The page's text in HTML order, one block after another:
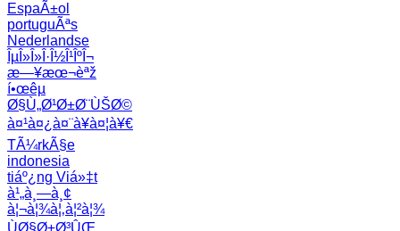
EspaÃ±ol
portuguÃªs
Nederlandse
ÎµÎ»Î»Î·Î½Î¹ÎºÎ¬
æ—¥æœ¬èªž
í•œêµ­
Ø§Ù„Ø¹Ø±Ø¨ÙŠØ©
à¤¹à¤¿à¤¨à¥à¤¦à¥€
TÃ¼rkÃ§e
indonesia
tiáº¿ng Viá»‡t
à¹„à¸—à¸¢
à¦¬à¦¾à¦‚à¦²à¦¾
ÙØ§Ø±Ø³ÛŒ